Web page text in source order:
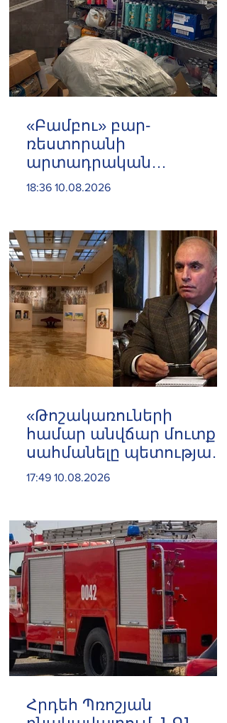
«Բամբու» բար-
ռեստորանի
արտադրական
գործունեությունը
18:36 10.08.2026
«Թոշակառուների
համար անվճար մուտք
սահմանելը պետության
վրա զրո դրամի
Կամենդատյան
17:49 10.08.2026
Հրդեհ Պռոշյան